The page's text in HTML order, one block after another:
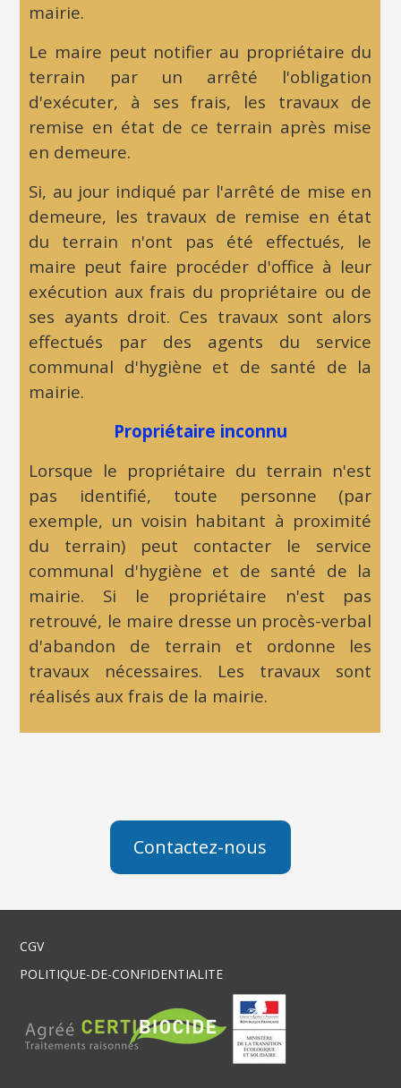
mairie.
Le maire peut notifier au propriétaire du
terrain par un arrêté l'obligation
d'exécuter, à ses frais, les travaux de
remise en état de ce terrain après mise
en demeure:
par
lequel
un
créancier
exige
du
débiteur
le
d'une
sous
peine
de
versement
de
dommages
et
intérêts.
Adressé
par
lettre
de
réception
ou
.
Si, au jour indiqué par l'arrêté de mise en
demeure, les travaux de remise en état
du terrain n'ont pas été effectués, le
maire peut faire procéder d'office à leur
exécution aux frais du propriétaire ou de
ses ayants droit:
Celui
qui
droit
par
le
biais
d'un
parent
ou
d'un
proche
. Ces travaux sont alors
effectués par des agents du service
communal d'hygiène et de santé de la
mairie.
Propriétaire inconnu
Lorsque le propriétaire du terrain n'est
pas identifié, toute personne (par
exemple, un voisin habitant à proximité
du terrain) peut contacter le service
communal d'hygiène et de santé de la
mairie. Si le propriétaire n'est pas
retrouvé, le maire dresse un procès-verbal
d'abandon de terrain et ordonne les
travaux nécessaires. Les travaux sont
réalisés aux frais de la mairie.
Contactez-nous
CGV
POLITIQUE-DE-CONFIDENTIALITE